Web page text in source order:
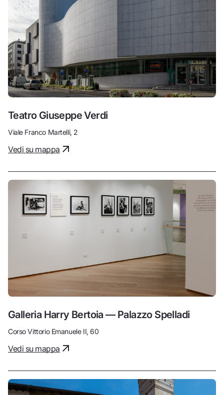
Teatro Giuseppe Verdi
Viale Franco Martelli, 2
Vedi su mappa
Galleria Harry Bertoia — Palazzo Spelladi
Corso Vittorio Emanuele II, 60
Vedi su mappa